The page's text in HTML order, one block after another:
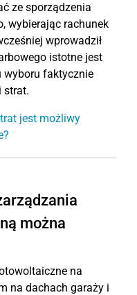
ze sporządzenia
wybierając rachunek
wprowadził
istotne jest
wyboru faktycznie
strat.
jest możliwy
można
na
na dachach garaży i